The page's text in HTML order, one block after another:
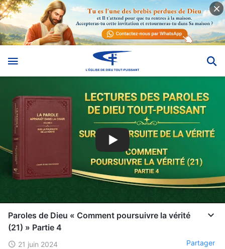
Paroles de Dieu « Comment poursuivre la vérité
(21) » Partie 4
21 juin 2024 Partager